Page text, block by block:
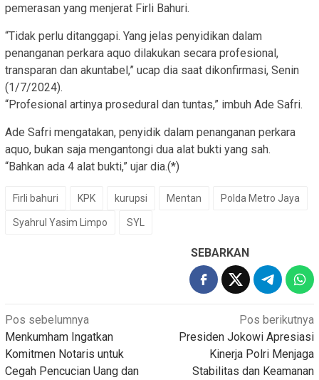
pemerasan yang menjerat Firli Bahuri.
“Tidak perlu ditanggapi. Yang jelas penyidikan dalam
penanganan perkara aquo dilakukan secara profesional,
transparan dan akuntabel,” ucap dia saat dikonfirmasi, Senin
(1/7/2024).
“Profesional artinya prosedural dan tuntas,” imbuh Ade Safri.
Ade Safri mengatakan, penyidik dalam penanganan perkara
aquo, bukan saja mengantongi dua alat bukti yang sah.
“Bahkan ada 4 alat bukti,” ujar dia.(*)
Firli bahuri KPK kurupsi Mentan Polda Metro Jaya
Syahrul Yasim Limpo SYL
SEBARKAN
Navigasi
pos
Pos sebelumnya
Menkumham Ingatkan
Komitmen Notaris untuk
Cegah Pencucian Uang dan
Pos berikutnya
Presiden Jokowi Apresiasi
Kinerja Polri Menjaga
Stabilitas dan Keamanan